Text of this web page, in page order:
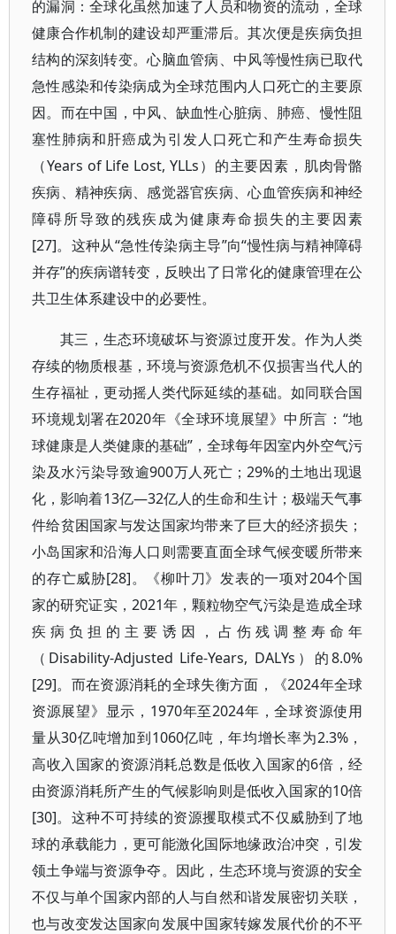
的漏洞：全球化虽然加速了人员和物资的流动，全球
健康合作机制的建设却严重滞后。其次便是疾病负担
结构的深刻转变。心脑血管病、中风等慢性病已取代
急性感染和传染病成为全球范围内人口死亡的主要原
因。而在中国，中风、缺血性心脏病、肺癌、慢性阻
塞性肺病和肝癌成为引发人口死亡和产生寿命损失
（Years of Life Lost, YLLs）的主要因素，肌肉骨骼
疾病、精神疾病、感觉器官疾病、心血管疾病和神经
障碍所导致的残疾成为健康寿命损失的主要因素
[27]。这种从“急性传染病主导”向“慢性病与精神障碍
并存”的疾病谱转变，反映出了日常化的健康管理在公
共卫生体系建设中的必要性。
其三，生态环境破坏与资源过度开发。作为人类
存续的物质根基，环境与资源危机不仅损害当代人的
生存福祉，更动摇人类代际延续的基础。如同联合国
环境规划署在2020年《全球环境展望》中所言：“地
球健康是人类健康的基础”，全球每年因室内外空气污
染及水污染导致逾900万人死亡；29%的土地出现退
化，影响着13亿—32亿人的生命和生计；极端天气事
件给贫困国家与发达国家均带来了巨大的经济损失；
小岛国家和沿海人口则需要直面全球气候变暖所带来
的存亡威胁[28]。《柳叶刀》发表的一项对204个国
家的研究证实，2021年，颗粒物空气污染是造成全球
疾病负担的主要诱因，占伤残调整寿命年
（Disability-Adjusted Life-Years, DALYs）的8.0%
[29]。而在资源消耗的全球失衡方面，《2024年全球
资源展望》显示，1970年至2024年，全球资源使用
量从30亿吨增加到1060亿吨，年均增长率为2.3%，
高收入国家的资源消耗总数是低收入国家的6倍，经
由资源消耗所产生的气候影响则是低收入国家的10倍
[30]。这种不可持续的资源攫取模式不仅威胁到了地
球的承载能力，更可能激化国际地缘政治冲突，引发
领土争端与资源争夺。因此，生态环境与资源的安全
不仅与单个国家内部的人与自然和谐发展密切关联，
也与改变发达国家向发展中国家转嫁发展代价的不平